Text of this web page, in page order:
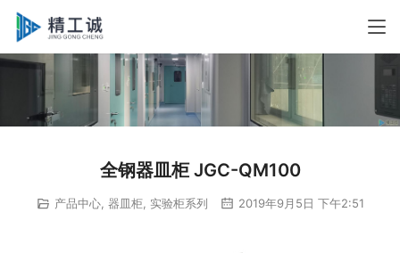
全钢器皿柜 JGC-QM100
产品中心, 器皿柜, 实验柜系列 2019年9月5日 下午2:51